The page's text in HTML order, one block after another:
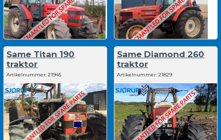
Same Titan 190
traktor
Artikelnummer: 21945
Same Diamond 260
traktor
Artikelnummer: 21829